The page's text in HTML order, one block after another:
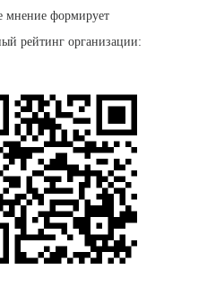
мнение формирует
рейтинг организации: